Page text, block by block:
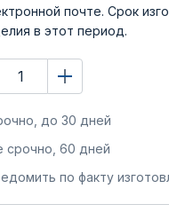
почте. Срок
в этот период.
до 30 дней
срочно, 60 дней
по факту